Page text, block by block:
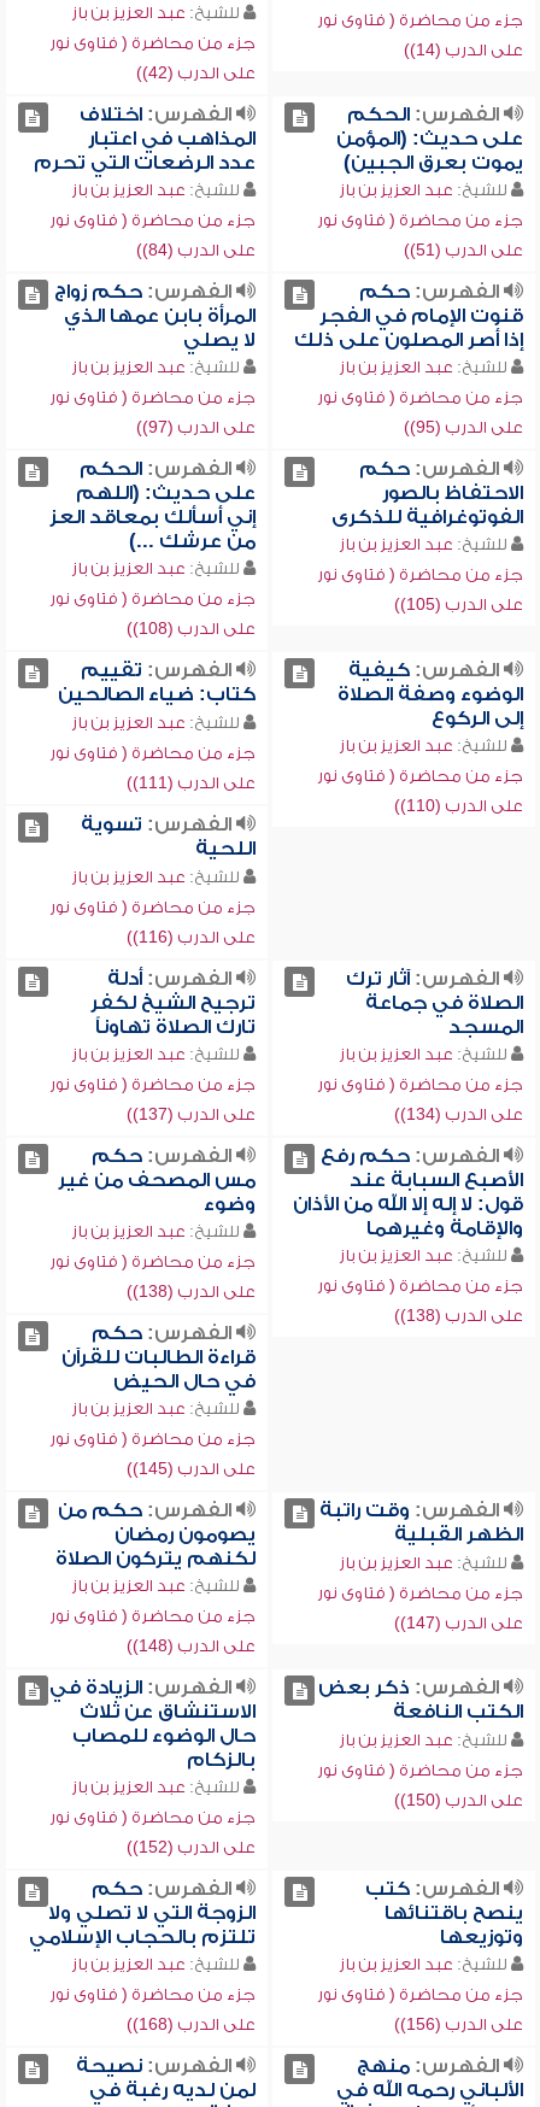
جزء من محاضرة ( فتاوى نور
على الدرب (14))
للشيخ: عبد العزيز بن باز
جزء من محاضرة ( فتاوى نور
على الدرب (42))
الفهرس:الحكم
على حديث: (المؤمن
يموت بعرق الجبين)
للشيخ: عبد العزيز بن باز
جزء من محاضرة ( فتاوى نور
على الدرب (51))
الفهرس:اختلاف
المذاهب في اعتبار
عدد الرضعات التي تحرم
للشيخ: عبد العزيز بن باز
جزء من محاضرة ( فتاوى نور
على الدرب (84))
الفهرس:حكم
قنوت الإمام في الفجر
إذا أصر المصلون على ذلك
للشيخ: عبد العزيز بن باز
جزء من محاضرة ( فتاوى نور
على الدرب (95))
الفهرس:حكم زواج
المرأة بابن عمها الذي
لا يصلي
للشيخ: عبد العزيز بن باز
جزء من محاضرة ( فتاوى نور
على الدرب (97))
الفهرس:حكم
الاحتفاظ بالصور
الفوتوغرافية للذكرى
للشيخ: عبد العزيز بن باز
جزء من محاضرة ( فتاوى نور
على الدرب (105))
الفهرس:الحكم
على حديث: (اللهم
إني أسألك بمعاقد العز
من عرشك ...)
للشيخ: عبد العزيز بن باز
جزء من محاضرة ( فتاوى نور
على الدرب (108))
الفهرس:كيفية
الوضوء وصفة الصلاة
إلى الركوع
للشيخ: عبد العزيز بن باز
جزء من محاضرة ( فتاوى نور
على الدرب (110))
الفهرس: تقييم
كتاب: ضياء الصالحين
للشيخ: عبد العزيز بن باز
جزء من محاضرة ( فتاوى نور
على الدرب (111))
الفهرس: تسوية
اللحية
للشيخ: عبد العزيز بن باز
جزء من محاضرة ( فتاوى نور
على الدرب (116))
الفهرس:آثار ترك
الصلاة في جماعة
المسجد
للشيخ: عبد العزيز بن باز
جزء من محاضرة ( فتاوى نور
على الدرب (134))
الفهرس:أدلة
ترجيح الشيخ لكفر
تارك الصلاة تهاوناً
للشيخ: عبد العزيز بن باز
جزء من محاضرة ( فتاوى نور
على الدرب (137))
الفهرس:حكم رفع
الأصبع السبابة عند
قول: لا إله إلا الله من الأذان
والإقامة وغيرهما
للشيخ: عبد العزيز بن باز
جزء من محاضرة ( فتاوى نور
على الدرب (138))
الفهرس:حكم
مس المصحف من غير
وضوء
للشيخ: عبد العزيز بن باز
جزء من محاضرة ( فتاوى نور
على الدرب (138))
الفهرس:حكم
قراءة الطالبات للقرآن
في حال الحيض
للشيخ: عبد العزيز بن باز
جزء من محاضرة ( فتاوى نور
على الدرب (145))
الفهرس: وقت راتبة
الظهر القبلية
للشيخ: عبد العزيز بن باز
جزء من محاضرة ( فتاوى نور
على الدرب (147))
الفهرس:حكم من
يصومون رمضان
لكنهم يتركون الصلاة
للشيخ: عبد العزيز بن باز
جزء من محاضرة ( فتاوى نور
على الدرب (148))
الفهرس: ذكر بعض
الكتب النافعة
للشيخ: عبد العزيز بن باز
جزء من محاضرة ( فتاوى نور
على الدرب (150))
الفهرس:الزيادة في
الاستنشاق عن ثلاث
حال الوضوء للمصاب
بالزكام
للشيخ: عبد العزيز بن باز
جزء من محاضرة ( فتاوى نور
على الدرب (152))
الفهرس:كتب
ينصح باقتنائها
وتوزيعها
للشيخ: عبد العزيز بن باز
جزء من محاضرة ( فتاوى نور
على الدرب (156))
الفهرس:حكم
الزوجة التي لا تصلي ولا
تلتزم بالحجاب الإسلامي
للشيخ: عبد العزيز بن باز
جزء من محاضرة ( فتاوى نور
على الدرب (168))
الفهرس:منهج
الألباني رحمه الله في
الفهرس:نصيحة
لمن لديه رغبة في